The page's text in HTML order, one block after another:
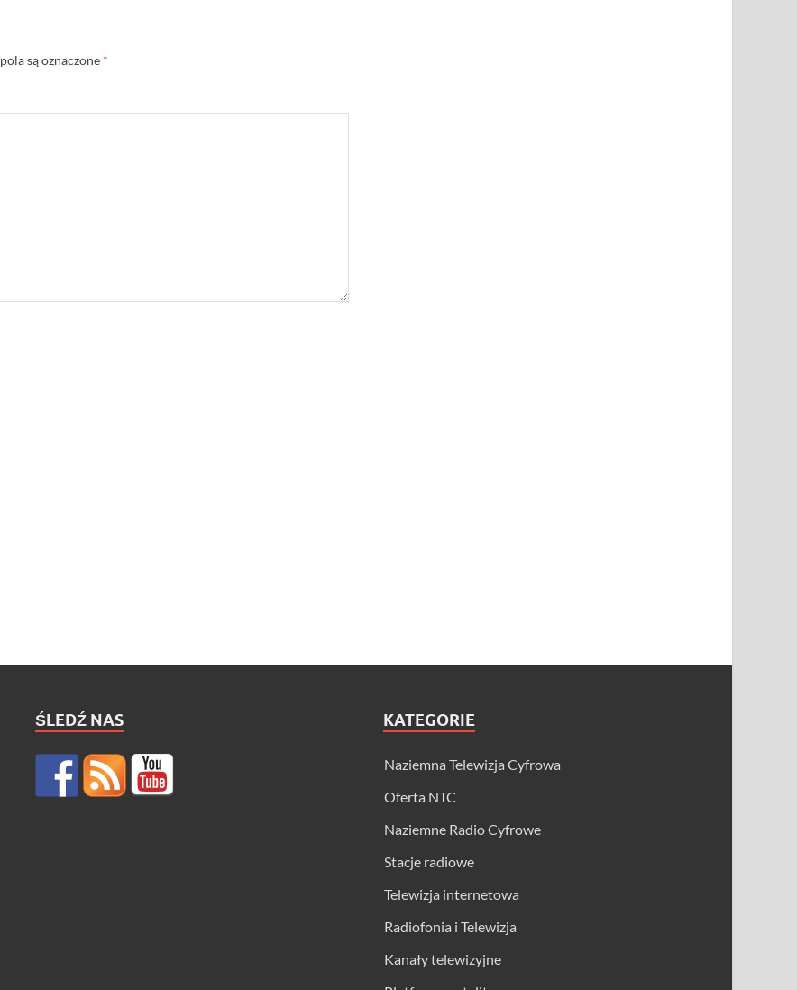
są oznaczone *
ŚLEDŹ NAS KATEGORIE
Naziemna Telewizja Cyfrowa
Oferta NTC
Naziemne Radio Cyfrowe
Stacje radiowe
Telewizja internetowa
Radiofonia i Telewizja
Kanały telewizyjne